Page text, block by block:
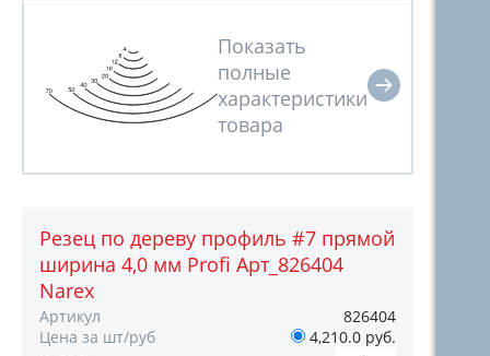
Резец по дереву профиль #7 прямой
ширина 4,0 мм Profi Арт_826404
Narex
Артикул
826404
Цена за шт/руб
4,210.0 руб.